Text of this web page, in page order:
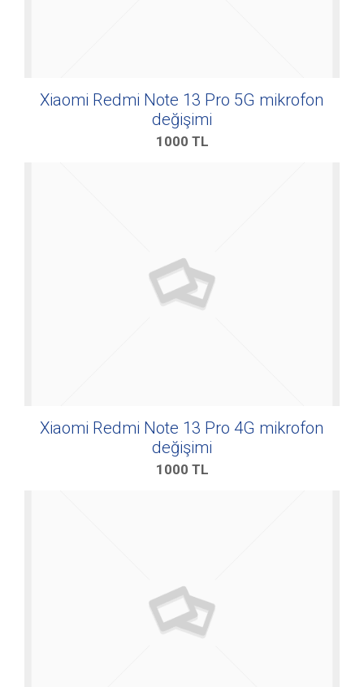
Xiaomi Redmi Note 13 Pro 5G mikrofon
değişimi
1000 TL
Xiaomi Redmi Note 13 Pro 4G mikrofon
değişimi
1000 TL